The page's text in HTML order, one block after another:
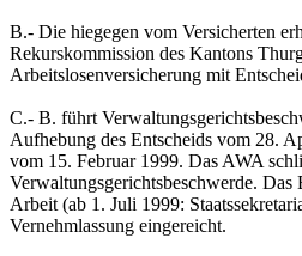
B.- Die hiegegen vom Versicherten
Rekurskommission des Kantons
Arbeitslosenversicherung mit
C.- B. führt
Aufhebung des Entscheids vom 28.
vom 15. Februar 1999. Das AWA
Verwaltungsgerichtsbeschwerde.
Arbeit (ab 1. Juli 1999:
Vernehmlassung eingereicht.